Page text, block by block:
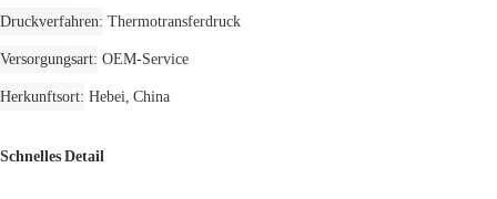
Druckverfahren Thermotransferdruck
Versorgungsart OEM-Service
Herkunftsort Hebei, China
Schnelles Detail